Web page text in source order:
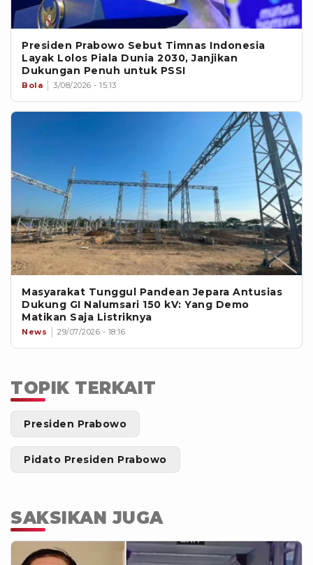
Presiden Prabowo Sebut Timnas Indonesia
Layak Lolos Piala Dunia 2030, Janjikan
Dukungan Penuh untuk PSSI
Bola 3/08/2026 - 15:13
Masyarakat Tunggul Pandean Jepara Antusias
Dukung GI Nalumsari 150 kV: Yang Demo
Matikan Saja Listriknya
News 29/07/2026 - 18:16
TOPIK TERKAIT
Presiden Prabowo
Pidato Presiden Prabowo
SAKSIKAN JUGA